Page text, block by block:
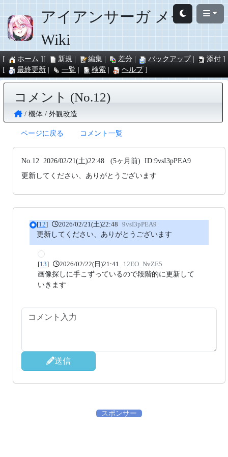
アイアンサーガ メモ
Wiki
ホーム 新規 編集 差分 バックアップ
添付
最終更新
一覧 検索 ヘルプ
コメント (No.12)
機体 外観改造
ページに戻る コメント一覧
No.12 2026/02/21(土)22:48 (5ヶ月前) ID:9vsI3pPEA9
更新してください、ありがとうございます
[12] 2026/02/21(土)22:48 9vsI3pPEA9
更新してください、ありがとうございます
[13] 2026/02/22(日)21:41 12EO_NvZE5
画像探しに手こずっているので段階的に更新して
いきます
送信
スポンサー